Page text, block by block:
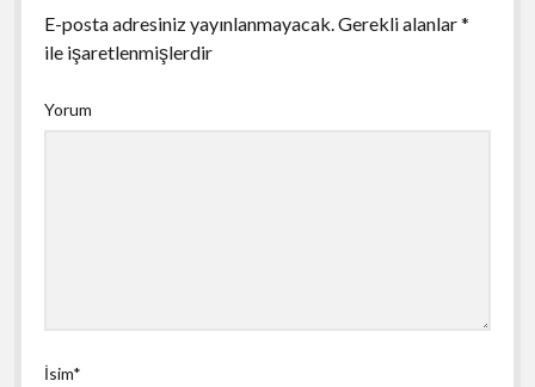
E-posta adresiniz yayınlanmayacak.Gerekli alanlar*
ile işaretlenmişlerdir
Yorum
İsim*